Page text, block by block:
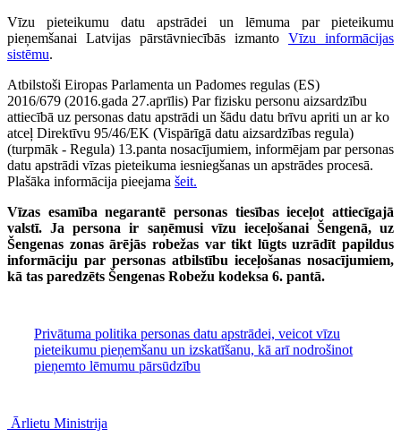
Vīzu pieteikumu datu apstrādei un lēmuma par pieteikumu
pieņemšanai Latvijas pārstāvniecībās izmanto Vīzu informācijas
sistēmu.
Atbilstoši Eiropas Parlamenta un Padomes regulas (ES)
2016/679 (2016.gada 27.aprīlis) Par fizisku personu aizsardzību
attiecībā uz personas datu apstrādi un šādu datu brīvu apriti un ar ko
atceļ Direktīvu 95/46/EK (Vispārīgā datu aizsardzības regula)
(turpmāk - Regula) 13.panta nosacījumiem, informējam par personas
datu apstrādi vīzas pieteikuma iesniegšanas un apstrādes procesā.
Plašāka informācija pieejama šeit.
Vīzas esamība negarantē personas tiesības ieceļot attiecīgajā
valstī. Ja persona ir saņēmusi vīzu ieceļošanai Šengenā, uz
Šengenas zonas ārējās robežas var tikt lūgts uzrādīt papildus
informāciju par personas atbilstību ieceļošanas nosacījumiem,
kā tas paredzēts Šengenas Robežu kodeksa 6. pantā.
Privātuma politika personas datu apstrādei, veicot vīzu
pieteikumu pieņemšanu un izskatīšanu, kā arī nodrošinot
pieņemto lēmumu pārsūdzību
Ārlietu Ministrija